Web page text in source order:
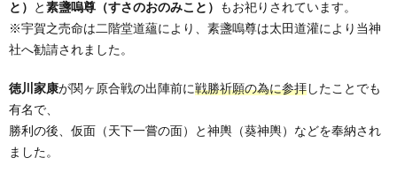
と）
と 素盞嗚尊（すさのおのみこと）
もお祀りされています。
※宇賀之売命は二階堂道蘊により、素盞嗚尊は太田道灌により当神
社へ勧請されました。
徳川家康が関ヶ原合戦の出陣前に戦勝祈願の為に参拝 したことでも
有名で、
勝利の後、仮面（天下一嘗の面）と神輿（葵神輿）などを奉納され
ました。